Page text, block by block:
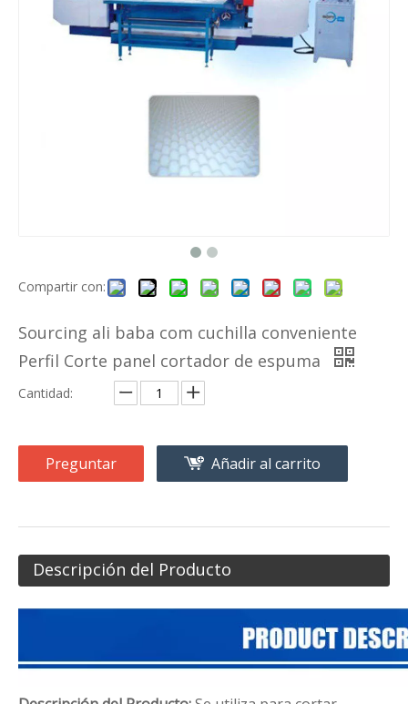
Compartir con:
Sourcing ali baba com cuchilla conveniente
Perfil Corte panel cortador de espuma
Cantidad:
Preguntar Añadir al carrito
Descripción del Producto